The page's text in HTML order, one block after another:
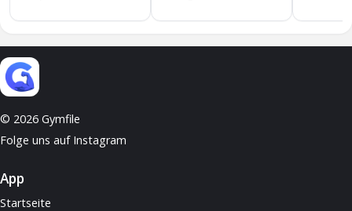
© 2026 Gymfile
Folge uns auf Instagram
App
Startseite